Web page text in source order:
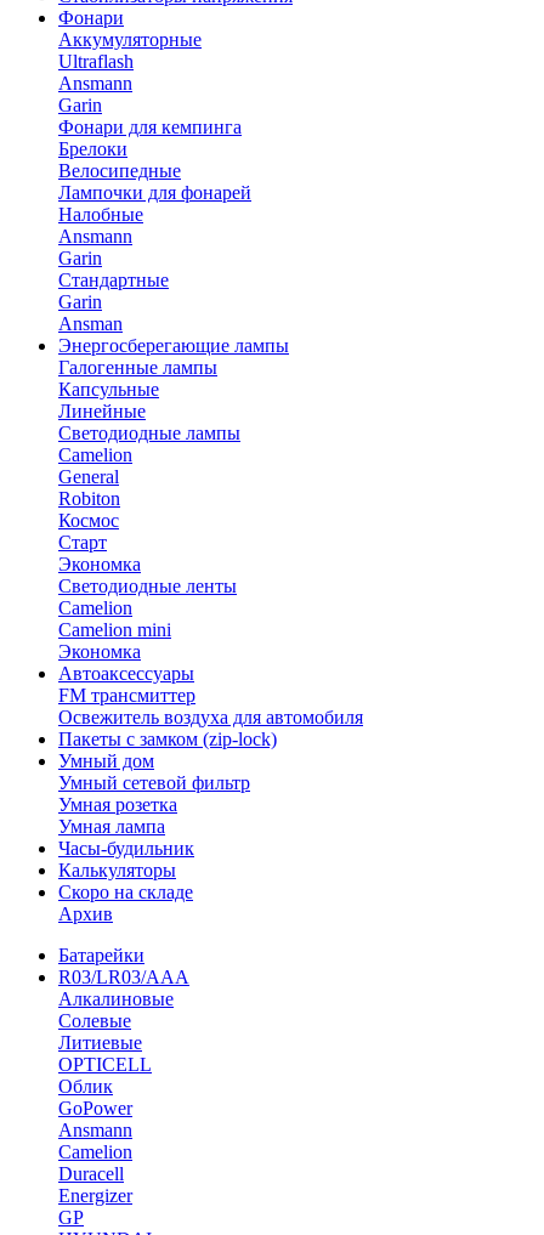
Фонари
Аккумуляторные
Ultraflash
Ansmann
Garin
Фонари для кемпинга
Брелоки
Велосипедные
Лампочки для фонарей
Налобные
Ansmann
Garin
Стандартные
Garin
Ansman
Энергосберегающие лампы
Галогенные лампы
Капсульные
Линейные
Светодиодные лампы
Camelion
General
Robiton
Космос
Старт
Экономка
Светодиодные ленты
Camelion
Camelion mini
Экономка
Автоаксессуары
FM трансмиттер
Освежитель воздуха для автомобиля
Пакеты с замком (zip-lock)
Умный дом
Умный сетевой фильтр
Умная розетка
Умная лампа
Часы-будильник
Калькуляторы
Скоро на складе
Архив
Батарейки
R03/LR03/AAA
Алкалиновые
Солевые
Литиевые
OPTICELL
Облик
GoPower
Ansmann
Camelion
Duracell
Energizer
GP